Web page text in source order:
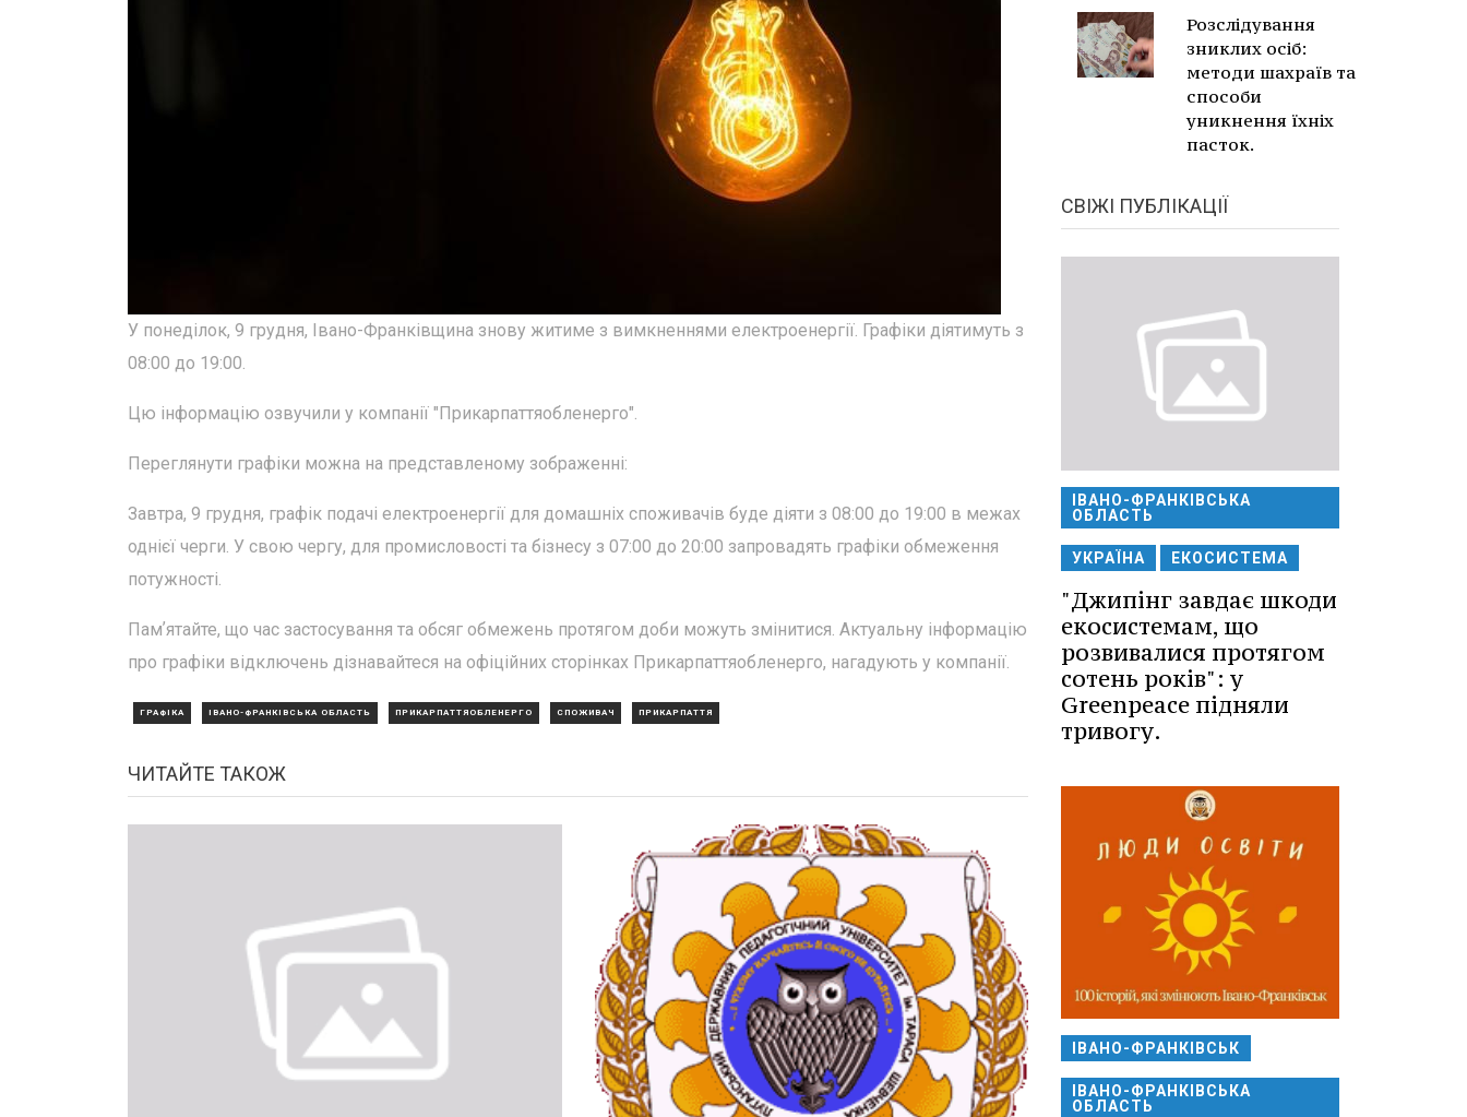
У понеділок, 9 грудня, Івано-Франківщина знову житиме з вимкненнями електроенергії. Графіки діятимуть з
08:00 до 19:00.
Цю інформацію озвучили у компанії "Прикарпаттяобленерго".
Переглянути графіки можна на представленому зображенні:
Завтра, 9 грудня, графік подачі електроенергії для домашніх споживачів буде діяти з 08:00 до 19:00 в межах
однієї черги. У свою чергу, для промисловості та бізнесу з 07:00 до 20:00 запровадять графіки обмеження
потужності.
Памʼятайте, що час застосування та обсяг обмежень протягом доби можуть змінитися. Актуальну інформацію
про графіки відключень дізнавайтеся на офіційних сторінках Прикарпаттяобленерго, нагадують у компанії.
ГРАФІКА ІВАНО-ФРАНКІВСЬКА ОБЛАСТЬ ПРИКАРПАТТЯОБЛЕНЕРГО СПОЖИВАЧ ПРИКАРПАТТЯ
ЧИТАЙТЕ ТАКОЖ
Розслідування
зниклих осіб:
методи шахраїв та
способи
уникнення їхніх
пасток.
СВІЖІ ПУБЛІКАЦІЇ
ІВАНО-ФРАНКІВСЬКА
ОБЛАСТЬ
УКРАЇНА ЕКОСИСТЕМА
"Джипінг завдає шкоди
екосистемам, що
розвивалися протягом
сотень років": у
Greenpeace підняли
тривогу.
ІВАНО-ФРАНКІВСЬК
ІВАНО-ФРАНКІВСЬКА
ОБЛАСТЬ